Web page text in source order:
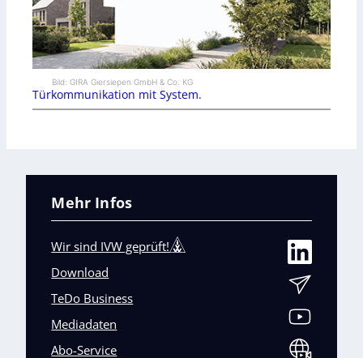
Bild: GIRA Giersiepen GmbH & Co. KG
Türkommunikation mit System.
Mehr Infos
Wir sind IVW geprüft!
Download
TeDo Business
Mediadaten
Abo-Service